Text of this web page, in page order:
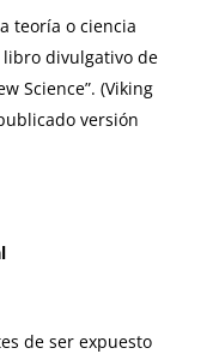
teoría o ciencia
divulgativo de
Science”. (Viking
versión
de ser expuesto